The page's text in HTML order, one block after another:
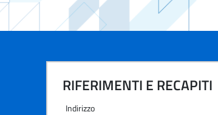
RIFERIMENTI E RECAPITI
Indirizzo